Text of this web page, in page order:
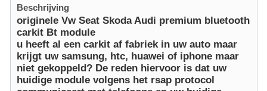
Beschrijving
originele Vw Seat Skoda Audi premium bluetooth
carkit Bt module
u heeft al een carkit af fabriek in uw auto maar
krijgt uw samsung, htc, huawei of iphone maar
niet gekoppeld? De reden hiervoor is dat uw
huidige module volgens het rsap protocol